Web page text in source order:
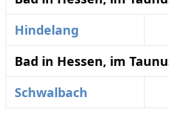
Hindelang
Bad in Hessen, im
Schwalbach